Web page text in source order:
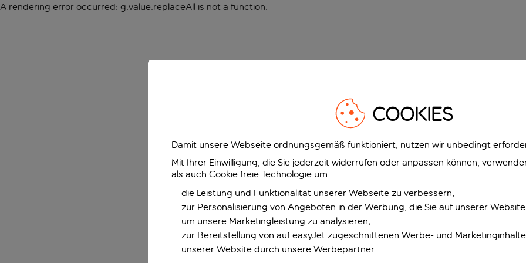
A rendering error occurred: g.value.replaceAll is not a function.
COOKIES
Damit unsere Webseite ordnungsgemäß funktioniert, nutzen wir unbedingt
Mit Ihrer Einwilligung, die Sie jederzeit widerrufen oder anpassen können,
als auch Cookie freie Technologie um:
die Leistung und Funktionalität unserer Webseite zu verbessern;
zur Personalisierung von Angeboten in der Werbung, die Sie auf unserer
um unsere Marketingleistung zu analysieren;
zur Bereitstellung von auf easyJet zugeschnittenen Werbe- und
unserer Website durch unsere Werbepartner.